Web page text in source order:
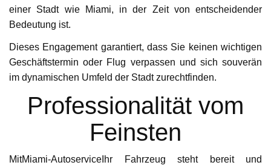
einer Stadt wie Miami, in der Zeit von entscheidender
Bedeutung ist.
Dieses Engagement garantiert, dass Sie keinen wichtigen
Geschäftstermin oder Flug verpassen und sich souverän
im dynamischen Umfeld der Stadt zurechtfinden.
Professionalität vom
Feinsten
MitMiami-AutoserviceIhr Fahrzeug steht bereit und